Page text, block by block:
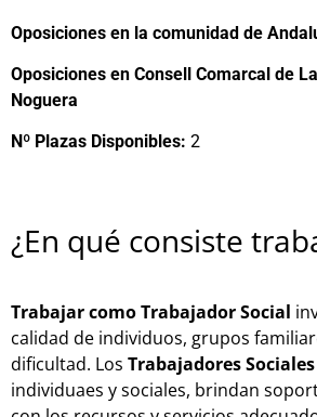
Oposiciones en la comunidad de
Oposiciones en Consell Comarcal de La
Noguera
Nº Plazas Disponibles: 2
¿En qué consiste
Trabajar como Trabajador Social
calidad de individuos, grupos
dificultad. Los Trabajadores Sociales
individuaes y sociales, brindan